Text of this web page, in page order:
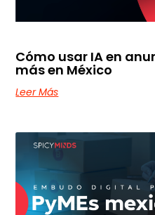
Cómo usar IA en
más en México
Leer Más